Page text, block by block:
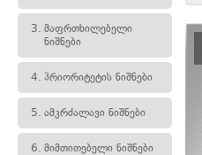
3. მაფრთხილებელი
ნიშნები
4. პრიორიტეტის ნიშნები
5. ამკრძალავი ნიშნები
6. მიმთითებელი ნიშნები